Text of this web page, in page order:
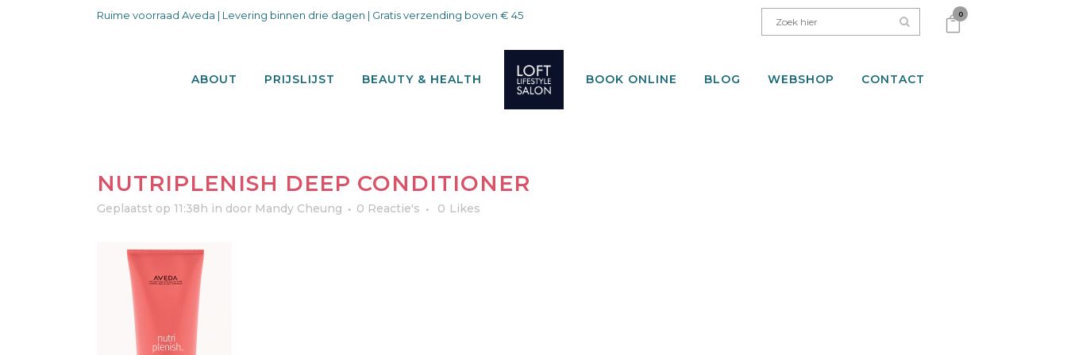
Ruime voorraad Aveda | Levering binnen drie dagen | Gratis verzending boven € 45 0
ABOUT PRIJSLIJST BEAUTY & HEALTH BOOK ONLINE BLOG WEBSHOP CONTACT
NUTRIPLENISH DEEP CONDITIONER
Geplaatst op 11:38h in door Mandy Cheung 0 Reactie's 0 Likes